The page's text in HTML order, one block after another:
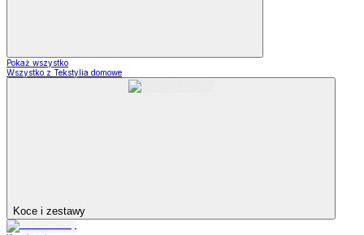
Pokaż wszystko
Wszystko z Tekstylia domowe
Koce i zestawy